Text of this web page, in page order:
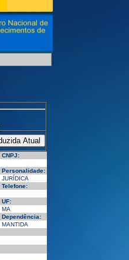
CNPJ:
Personalidade:
JURÍDICA
Telefone:
UF:
MA
Dependência:
MANTIDA